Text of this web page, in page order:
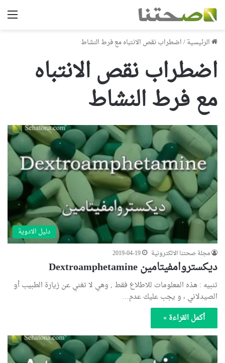
الرئيسية/اضطراب نقص الانتباه مع فرط النشاط
اضطراب نقص الانتباه
مع فرط النشاط
دليل الادوية
مجلة صحتنا الالكترونية 2019-04-19
ديكستروامفيتامين Dextroamphetamine
تنبيه : هذه المعلومات للاطلاع فقط , وهي لا تغني عن زيارة الطبيب أو
الصيدلاني ، و يجب عليك عدم…
أكمل القراءة »